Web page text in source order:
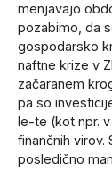
menjavajo
pozabimo, da
gospodarsko
naftne krize v
začaranem
pa so
le-te (kot npr.
finančnih virov.
posledično